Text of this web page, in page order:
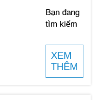
lợi thế
bán buôn
doanh
nghiệp
trong lĩnh
Bạn đang
tìm kiếm
chất
lượng cao
để đáp
XEM
THÊM